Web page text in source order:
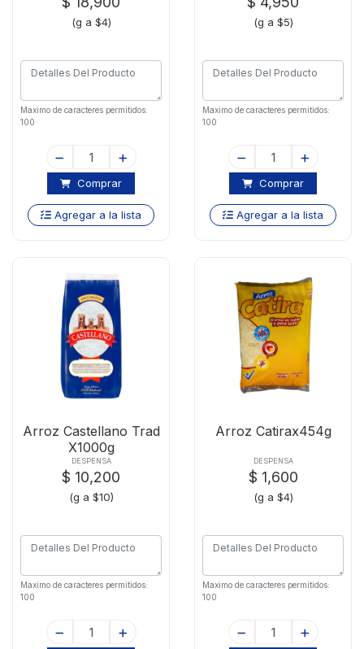
(g a $4)
Maximo de caracteres permitidos:
100
Comprar
Agregar a la lista
(g a $5)
Maximo de caracteres permitidos:
100
Comprar
Agregar a la lista
Arroz Castellano Trad
X1000g
DESPENSA
$ 10,200
(g a $10)
Maximo de caracteres permitidos:
100
Arroz Catirax454g
DESPENSA
$ 1,600
(g a $4)
Maximo de caracteres permitidos:
100